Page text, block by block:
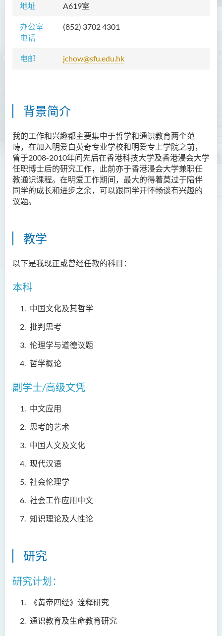
地址
A619室
办公室
电话
(852) 3702 4301
电邮 jchow@sfu.edu.hk
背景简介
我的工作和兴趣都主要集中于哲学和通识教育两个范
畴，在加入明爱白英奇专业学校和明爱专上学院之前，
曾于2008-2010年间先后在香港科技大学及香港浸会大学
任职博士后的研究工作，此前亦于香港浸会大学兼职任
教通识课程。在明爱工作期间，最大的得着莫过于陪伴
同学的成长和进步之余，可以跟同学开怀畅谈有兴趣的
议题。
教学
以下是我现正或曾经任教的科目：
本科
中国文化及其哲学
批判思考
伦理学与道德议题
哲学概论
副学士/高级文凭
中文应用
思考的艺术
中国人文及文化
现代汉语
社会伦理学
社会工作应用中文
知识理论及人性论
研究
研究计划：
《黄帝四经》诠释研究
通识教育及生命教育研究
英冠球博士
黄炳蔚博士
官福然先生
蔡清衍先生
郭俊祺先生
袁展聪博士
周仲华博士
国际会议2025
圣方济各人文科技奖(2024年)